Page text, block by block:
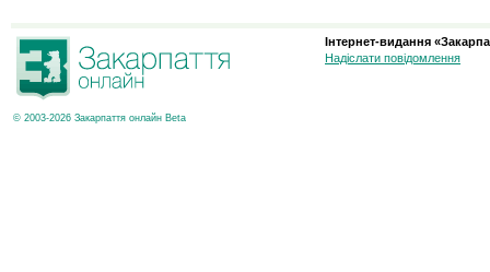
© 2003-2026 Закарпаття онлайн Beta
Інтернет-видання
Надіслати повідомлення